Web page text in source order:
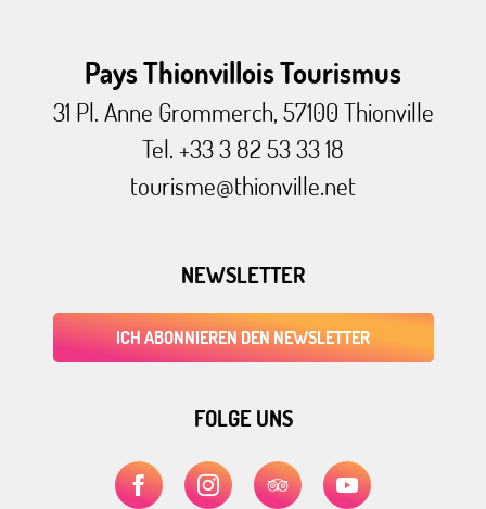
Pays Thionvillois Tourismus
31 Pl. Anne Grommerch, 57100 Thionville
Tel. +33 3 82 53 33 18
tourisme@thionville.net
NEWSLETTER
ICH ABONNIEREN DEN NEWSLETTER
FOLGE UNS